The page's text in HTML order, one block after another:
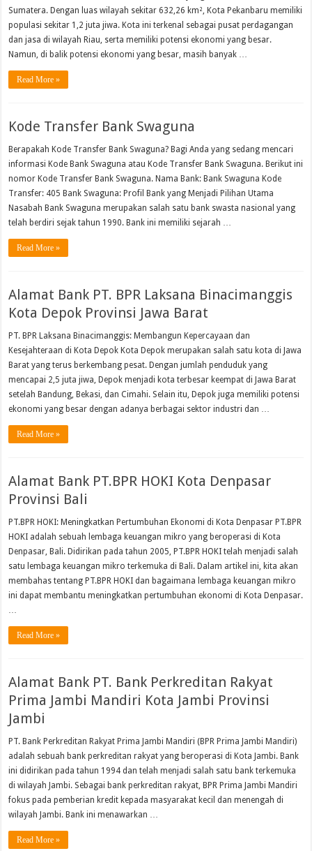
Sumatera. Dengan luas wilayah sekitar 632,26 km², Kota Pekanbaru memiliki
populasi sekitar 1,2 juta jiwa. Kota ini terkenal sebagai pusat perdagangan
dan jasa di wilayah Riau, serta memiliki potensi ekonomi yang besar.
Namun, di balik potensi ekonomi yang besar, masih banyak …
Read More »
Kode Transfer Bank Swaguna
Berapakah Kode Transfer Bank Swaguna? Bagi Anda yang sedang mencari
informasi Kode Bank Swaguna atau Kode Transfer Bank Swaguna. Berikut ini
nomor Kode Transfer Bank Swaguna. Nama Bank: Bank Swaguna Kode
Transfer: 405 Bank Swaguna: Profil Bank yang Menjadi Pilihan Utama
Nasabah Bank Swaguna merupakan salah satu bank swasta nasional yang
telah berdiri sejak tahun 1990. Bank ini memiliki sejarah …
Read More »
Alamat Bank PT. BPR Laksana Binacimanggis
Kota Depok Provinsi Jawa Barat
PT. BPR Laksana Binacimanggis: Membangun Kepercayaan dan
Kesejahteraan di Kota Depok Kota Depok merupakan salah satu kota di Jawa
Barat yang terus berkembang pesat. Dengan jumlah penduduk yang
mencapai 2,5 juta jiwa, Depok menjadi kota terbesar keempat di Jawa Barat
setelah Bandung, Bekasi, dan Cimahi. Selain itu, Depok juga memiliki potensi
ekonomi yang besar dengan adanya berbagai sektor industri dan …
Read More »
Alamat Bank PT.BPR HOKI Kota Denpasar
Provinsi Bali
PT.BPR HOKI: Meningkatkan Pertumbuhan Ekonomi di Kota Denpasar PT.BPR
HOKI adalah sebuah lembaga keuangan mikro yang beroperasi di Kota
Denpasar, Bali. Didirikan pada tahun 2005, PT.BPR HOKI telah menjadi salah
satu lembaga keuangan mikro terkemuka di Bali. Dalam artikel ini, kita akan
membahas tentang PT.BPR HOKI dan bagaimana lembaga keuangan mikro
ini dapat membantu meningkatkan pertumbuhan ekonomi di Kota Denpasar.
…
Read More »
Alamat Bank PT. Bank Perkreditan Rakyat
Prima Jambi Mandiri Kota Jambi Provinsi
Jambi
PT. Bank Perkreditan Rakyat Prima Jambi Mandiri (BPR Prima Jambi Mandiri)
adalah sebuah bank perkreditan rakyat yang beroperasi di Kota Jambi. Bank
ini didirikan pada tahun 1994 dan telah menjadi salah satu bank terkemuka
di wilayah Jambi. Sebagai bank perkreditan rakyat, BPR Prima Jambi Mandiri
fokus pada pemberian kredit kepada masyarakat kecil dan menengah di
wilayah Jambi. Bank ini menawarkan …
Read More »